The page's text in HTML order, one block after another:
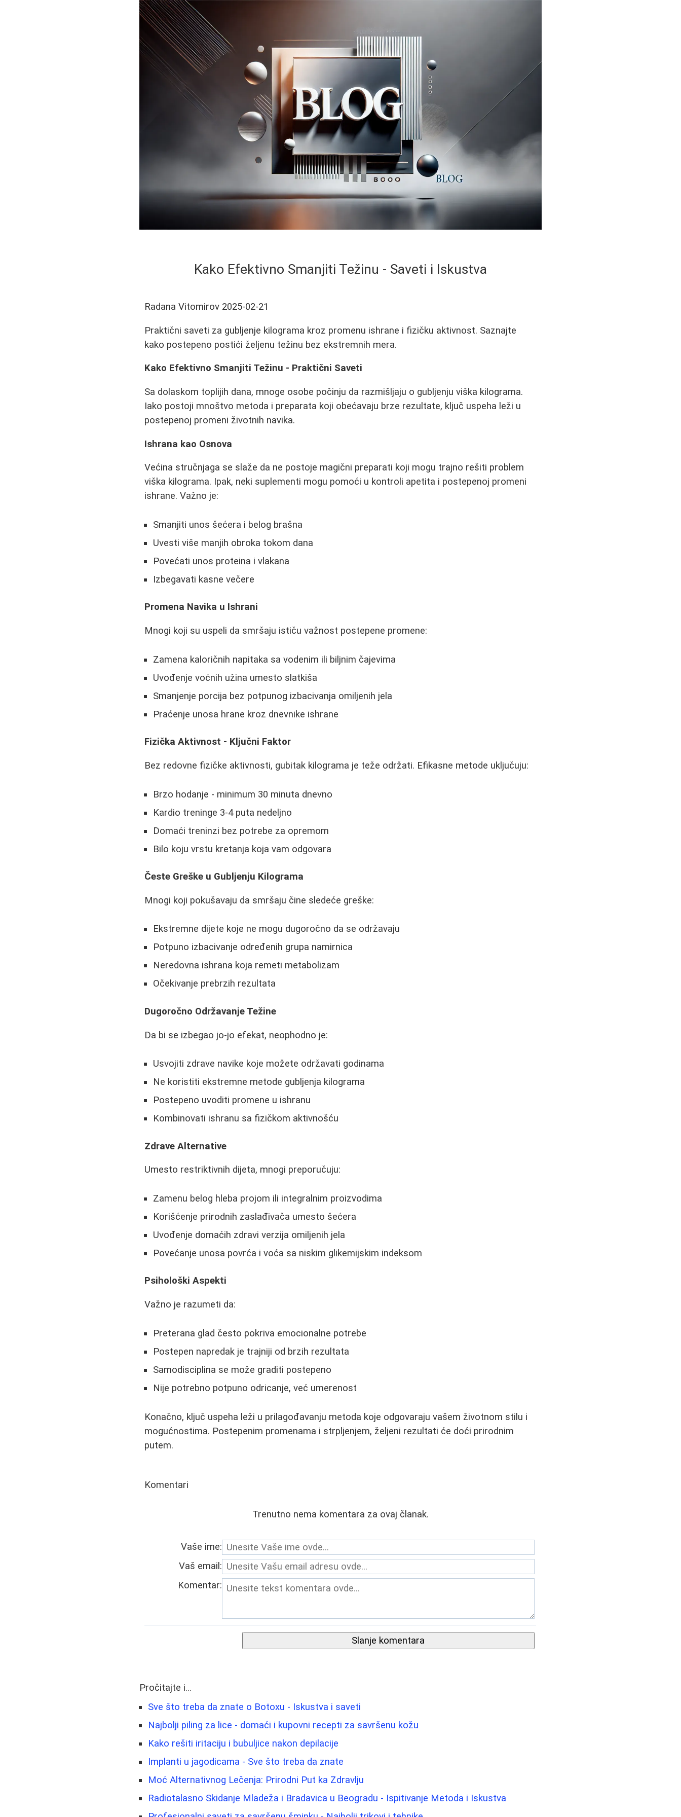
Kako Efektivno Smanjiti Težinu - Saveti i Iskustva
Radana Vitomirov 2025-02-21
Praktični saveti za gubljenje kilograma kroz promenu ishrane i fizičku aktivnost. Saznajte
kako postepeno postići željenu težinu bez ekstremnih mera.
Kako Efektivno Smanjiti Težinu - Praktični Saveti
Sa dolaskom toplijih dana, mnoge osobe počinju da razmišljaju o gubljenju viška kilograma.
Iako postoji mnoštvo metoda i preparata koji obećavaju brze rezultate, ključ uspeha leži u
postepenoj promeni životnih navika.
Ishrana kao Osnova
Većina stručnjaga se slaže da ne postoje magični preparati koji mogu trajno rešiti problem
viška kilograma. Ipak, neki suplementi mogu pomoći u kontroli apetita i postepenoj promeni
ishrane. Važno je:
Smanjiti unos šećera i belog brašna
Uvesti više manjih obroka tokom dana
Povećati unos proteina i vlakana
Izbegavati kasne večere
Promena Navika u Ishrani
Mnogi koji su uspeli da smršaju ističu važnost postepene promene:
Zamena kaloričnih napitaka sa vodenim ili biljnim čajevima
Uvođenje voćnih užina umesto slatkiša
Smanjenje porcija bez potpunog izbacivanja omiljenih jela
Praćenje unosa hrane kroz dnevnike ishrane
Fizička Aktivnost - Ključni Faktor
Bez redovne fizičke aktivnosti, gubitak kilograma je teže održati. Efikasne metode uključuju:
Brzo hodanje - minimum 30 minuta dnevno
Kardio treninge 3-4 puta nedeljno
Domaći treninzi bez potrebe za opremom
Bilo koju vrstu kretanja koja vam odgovara
Česte Greške u Gubljenju Kilograma
Mnogi koji pokušavaju da smršaju čine sledeće greške:
Ekstremne dijete koje ne mogu dugoročno da se održavaju
Potpuno izbacivanje određenih grupa namirnica
Neredovna ishrana koja remeti metabolizam
Očekivanje prebrzih rezultata
Dugoročno Održavanje Težine
Da bi se izbegao jo-jo efekat, neophodno je:
Usvojiti zdrave navike koje možete održavati godinama
Ne koristiti ekstremne metode gubljenja kilograma
Postepeno uvoditi promene u ishranu
Kombinovati ishranu sa fizičkom aktivnošću
Zdrave Alternative
Umesto restriktivnih dijeta, mnogi preporučuju:
Zamenu belog hleba projom ili integralnim proizvodima
Korišćenje prirodnih zaslađivača umesto šećera
Uvođenje domaćih zdravi verzija omiljenih jela
Povećanje unosa povrća i voća sa niskim glikemijskim indeksom
Psihološki Aspekti
Važno je razumeti da:
Preterana glad često pokriva emocionalne potrebe
Postepen napredak je trajniji od brzih rezultata
Samodisciplina se može graditi postepeno
Nije potrebno potpuno odricanje, već umerenost
Konačno, ključ uspeha leži u prilagođavanju metoda koje odgovaraju vašem životnom stilu i
mogućnostima. Postepenim promenama i strpljenjem, željeni rezultati će doći prirodnim
putem.
Komentari
Trenutno nema komentara za ovaj članak.
Vaše ime:
Vaš email:
Komentar:
Slanje komentara
Pročitajte i...
Sve što treba da znate o Botoxu - Iskustva i saveti
Najbolji piling za lice - domaći i kupovni recepti za savršenu kožu
Kako rešiti iritaciju i bubuljice nakon depilacije
Implanti u jagodicama - Sve što treba da znate
Moć Alternativnog Lečenja: Prirodni Put ka Zdravlju
Radiotalasno Skidanje Mladeža i Bradavica u Beogradu - Ispitivanje Metoda i Iskustva